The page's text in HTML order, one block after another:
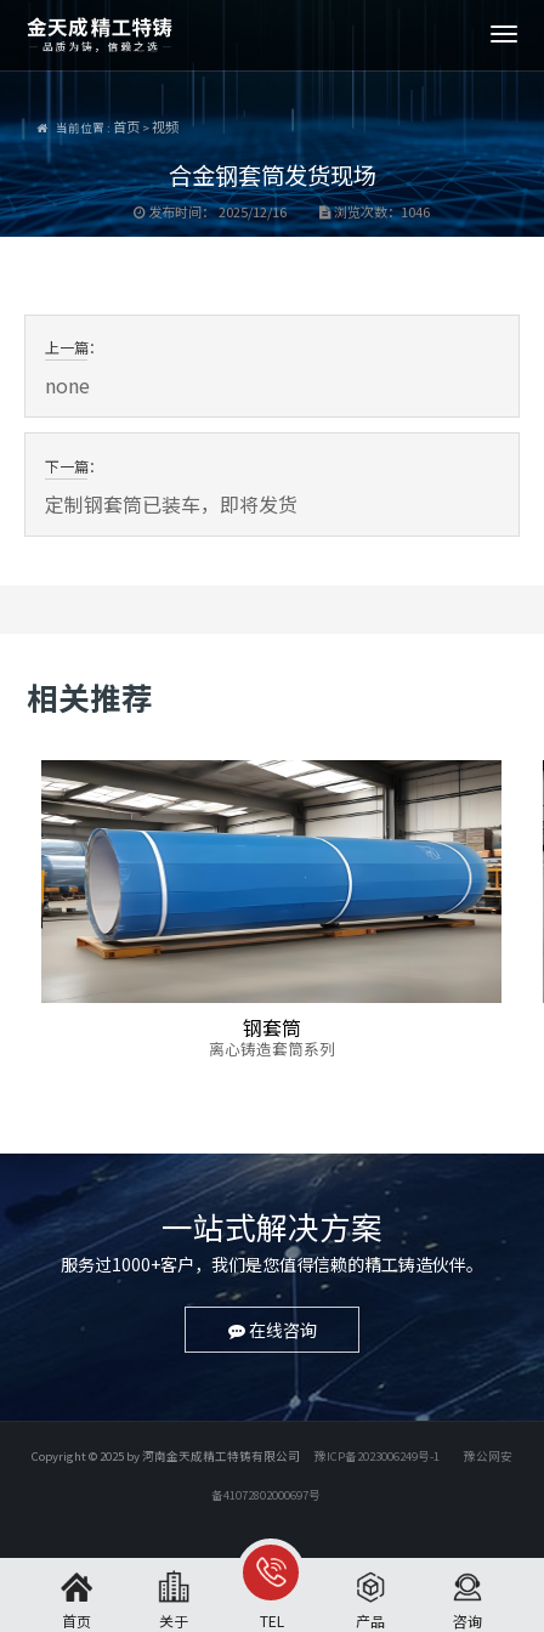
首页 关于 TEL 产品 咨询
当前位置 :首页 >视频
合金钢套筒发货现场
发布时间：2025/12/16 浏览次数：1046
上一篇：
none
下一篇：
定制钢套筒已装车，即将发货
相关推荐
钢套筒
离心铸造套筒系列
一站式解决方案
服务过1000+客户，我们是您值得信赖的精工铸造伙伴。
在线咨询
Copyright © 2025 by 河南金天成精工特铸有限公司 豫ICP备2023006249号-1 豫公网安
备41072802000697号